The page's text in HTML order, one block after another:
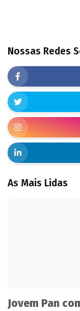
Nossas Redes
As Mais Lidas
Jovem Pan